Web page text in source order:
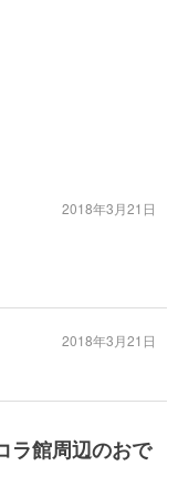
2018年3月21日
2018年3月21日
ラ館周辺のおで